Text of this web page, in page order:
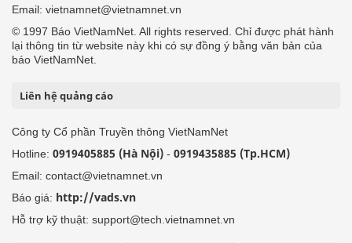
Email: vietnamnet@vietnamnet.vn
© 1997 Báo VietNamNet. All rights reserved. Chỉ được phát hành
lại thông tin từ website này khi có sự đồng ý bằng văn bản của
báo VietNamNet.
Liên hệ quảng cáo
Công ty Cổ phần Truyền thông VietNamNet
Hotline: 0919405885 (Hà Nội) - 0919435885 (Tp.HCM)
Email: contact@vietnamnet.vn
Báo giá: http://vads.vn
Hỗ trợ kỹ thuật: support@tech.vietnamnet.vn